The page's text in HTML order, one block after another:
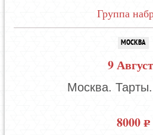
Группа
МОСКВА
9
Москва.
8000